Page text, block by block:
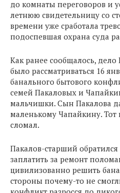
до комнаты переговоров и
летнюю свидетельницу со
времени уже сработала
подоспевшая охрана суда
Как ранее сообщалось,
было рассматриваться 16
банального бытового
семей Пакаловых и
мальчишки. Сын Пакалова
маленькому Чапайкину. Тот
сломал.
Пакалов-старший
заплатить за ремонт
цивилизованно решить
стороны почему-то не